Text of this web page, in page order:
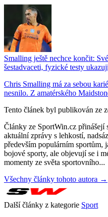
Smalling ještě nechce končit:
šestadvaceti, fyzické testy
Chris Smalling má za sebou
nesnilo. Z amatérského
Tento článek byl publikován ze
Články ze SportWin.cz
aktuální zprávy s lehkostí,
především populárním sportům,
bojové sporty, ale objevují se i
momenty ze světa sportovního...
Všechny články tohoto autora →
Další články z kategorie Sport